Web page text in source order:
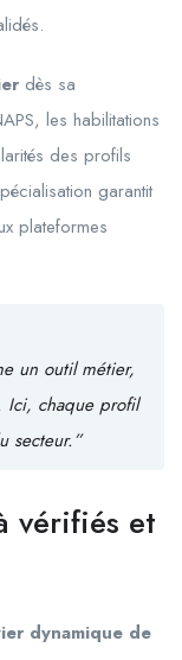
dès sa
les habilitations
des profils
garantit
plateformes
un outil métier,
Ici, chaque profil
secteur.”
vérifiés et
dynamique de